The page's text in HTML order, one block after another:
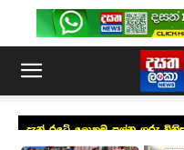
දැන් රටේ ලොකුම ප්‍රශ්න ගරු